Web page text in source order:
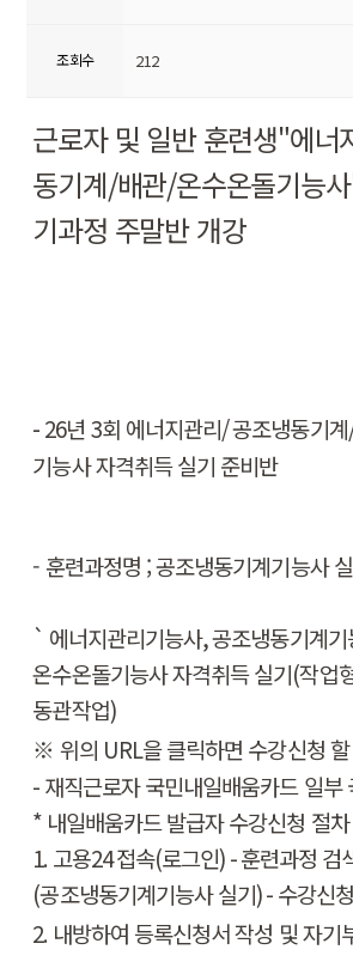
조회수 212
근로자 및 일반 훈련생"에너
동기계/배관/온수온돌기능사
기과정 주말반 개강
-26년 3회 에너지관리/공조냉동기계
기능사 자격취득 실기 준비반
- 훈련과정명 ; 공조냉동기계기능사
` 에너지관리기능사,공조냉동기계기
온수온돌기능사 자격취득 실기(작업
동관작업)
​※ 위의 URL을 클릭하면 수강신청
-재직근로자 국민내일배움카드 일부
* 내일배움카드 발급자 수강신청 절차
1. 고용24접속(로그인) -훈련과정 검
(공조냉동기계기능사 실기) -수강신청
2. 내방하여 등록신청서 작성 및 자기